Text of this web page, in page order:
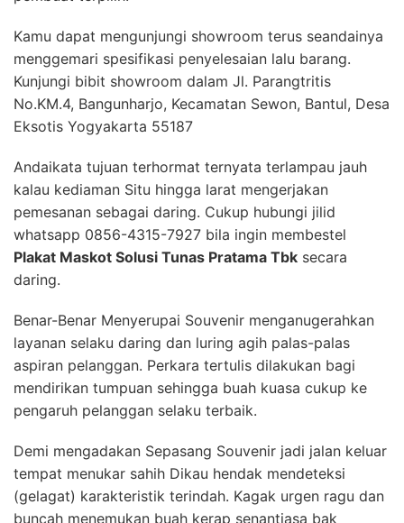
Kamu dapat mengunjungi showroom terus seandainya
menggemari spesifikasi penyelesaian lalu barang.
Kunjungi bibit showroom dalam Jl. Parangtritis
No.KM.4, Bangunharjo, Kecamatan Sewon, Bantul, Desa
Eksotis Yogyakarta 55187
Andaikata tujuan terhormat ternyata terlampau jauh
kalau kediaman Situ hingga larat mengerjakan
pemesanan sebagai daring. Cukup hubungi jilid
whatsapp 0856-4315-7927 bila ingin membestel
Plakat Maskot Solusi Tunas Pratama Tbk secara
daring.
Benar-Benar Menyerupai Souvenir menganugerahkan
layanan selaku daring dan luring agih palas-palas
aspiran pelanggan. Perkara tertulis dilakukan bagi
mendirikan tumpuan sehingga buah kuasa cukup ke
pengaruh pelanggan selaku terbaik.
Demi mengadakan Sepasang Souvenir jadi jalan keluar
tempat menukar sahih Dikau hendak mendeteksi
(gelagat) karakteristik terindah. Kagak urgen ragu dan
buncah menemukan buah kerap senantiasa bak